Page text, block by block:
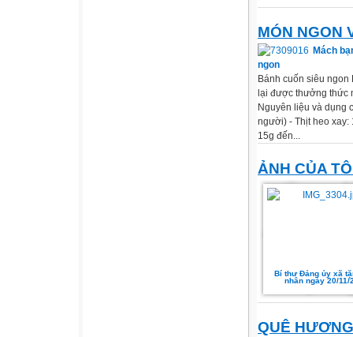
MÓN NGON
Mách
ngon
Bánh cuốn siêu
lại được thưởng thức
Nguyên liệu và dụng
người) - Thịt heo xay:
15g đến...
ẢNH CỦA
Bí thư Đảng ủy xã
nhân ngày 20/11/
QUÊ